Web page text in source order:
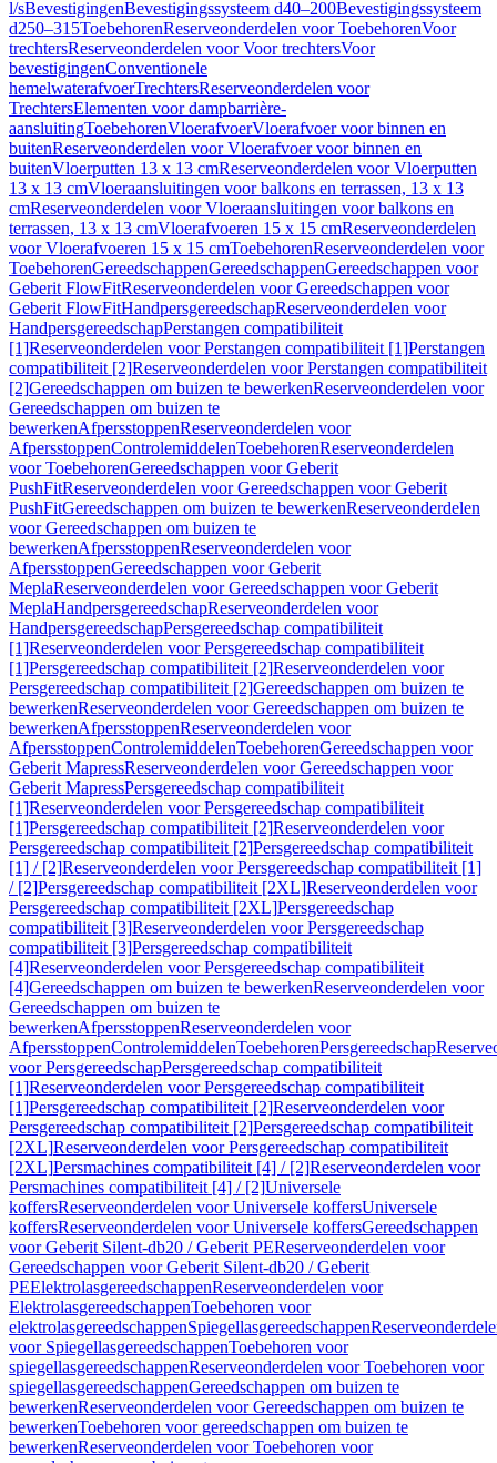
l/sBevestigingenBevestigingssysteem d40–200Bevestigingssysteem
d250–315ToebehorenReserveonderdelen voor ToebehorenVoor
trechtersReserveonderdelen voor Voor trechtersVoor
bevestigingenConventionele
hemelwaterafvoerTrechtersReserveonderdelen voor
TrechtersElementen voor dampbarrière-
aansluitingToebehorenVloerafvoerVloerafvoer voor binnen en
buitenReserveonderdelen voor Vloerafvoer voor binnen en
buitenVloerputten 13 x 13 cmReserveonderdelen voor Vloerputten
13 x 13 cmVloeraansluitingen voor balkons en terrassen, 13 x 13
cmReserveonderdelen voor Vloeraansluitingen voor balkons en
terrassen, 13 x 13 cmVloerafvoeren 15 x 15 cmReserveonderdelen
voor Vloerafvoeren 15 x 15 cmToebehorenReserveonderdelen voor
ToebehorenGereedschappenGereedschappenGereedschappen voor
Geberit FlowFitReserveonderdelen voor Gereedschappen voor
Geberit FlowFitHandpersgereedschapReserveonderdelen voor
HandpersgereedschapPerstangen compatibiliteit
[1]Reserveonderdelen voor Perstangen compatibiliteit [1]Perstangen
compatibiliteit [2]Reserveonderdelen voor Perstangen compatibiliteit
[2]Gereedschappen om buizen te bewerkenReserveonderdelen voor
Gereedschappen om buizen te
bewerkenAfpersstoppenReserveonderdelen voor
AfpersstoppenControlemiddelenToebehorenReserveonderdelen
voor ToebehorenGereedschappen voor Geberit
PushFitReserveonderdelen voor Gereedschappen voor Geberit
PushFitGereedschappen om buizen te bewerkenReserveonderdelen
voor Gereedschappen om buizen te
bewerkenAfpersstoppenReserveonderdelen voor
AfpersstoppenGereedschappen voor Geberit
MeplaReserveonderdelen voor Gereedschappen voor Geberit
MeplaHandpersgereedschapReserveonderdelen voor
HandpersgereedschapPersgereedschap compatibiliteit
[1]Reserveonderdelen voor Persgereedschap compatibiliteit
[1]Persgereedschap compatibiliteit [2]Reserveonderdelen voor
Persgereedschap compatibiliteit [2]Gereedschappen om buizen te
bewerkenReserveonderdelen voor Gereedschappen om buizen te
bewerkenAfpersstoppenReserveonderdelen voor
AfpersstoppenControlemiddelenToebehorenGereedschappen voor
Geberit MapressReserveonderdelen voor Gereedschappen voor
Geberit MapressPersgereedschap compatibiliteit
[1]Reserveonderdelen voor Persgereedschap compatibiliteit
[1]Persgereedschap compatibiliteit [2]Reserveonderdelen voor
Persgereedschap compatibiliteit [2]Persgereedschap compatibiliteit
[1] / [2]Reserveonderdelen voor Persgereedschap compatibiliteit [1]
/ [2]Persgereedschap compatibiliteit [2XL]Reserveonderdelen voor
Persgereedschap compatibiliteit [2XL]Persgereedschap
compatibiliteit [3]Reserveonderdelen voor Persgereedschap
compatibiliteit [3]Persgereedschap compatibiliteit
[4]Reserveonderdelen voor Persgereedschap compatibiliteit
[4]Gereedschappen om buizen te bewerkenReserveonderdelen voor
Gereedschappen om buizen te
bewerkenAfpersstoppenReserveonderdelen voor
AfpersstoppenControlemiddelenToebehorenPersgereedschap
voor PersgereedschapPersgereedschap compatibiliteit
[1]Reserveonderdelen voor Persgereedschap compatibiliteit
[1]Persgereedschap compatibiliteit [2]Reserveonderdelen voor
Persgereedschap compatibiliteit [2]Persgereedschap compatibiliteit
[2XL]Reserveonderdelen voor Persgereedschap compatibiliteit
[2XL]Persmachines compatibiliteit [4] / [2]Reserveonderdelen voor
Persmachines compatibiliteit [4] / [2]Universele
koffersReserveonderdelen voor Universele koffersUniversele
koffersReserveonderdelen voor Universele koffersGereedschappen
voor Geberit Silent-db20 / Geberit PEReserveonderdelen voor
Gereedschappen voor Geberit Silent-db20 / Geberit
PEElektrolasgereedschappenReserveonderdelen voor
ElektrolasgereedschappenToebehoren voor
elektrolasgereedschappenSpiegellasgereedschappen
voor SpiegellasgereedschappenToebehoren voor
spiegellasgereedschappenReserveonderdelen voor Toebehoren voor
spiegellasgereedschappenGereedschappen om buizen te
bewerkenReserveonderdelen voor Gereedschappen om buizen te
bewerkenToebehoren voor gereedschappen om buizen te
bewerkenReserveonderdelen voor Toebehoren voor